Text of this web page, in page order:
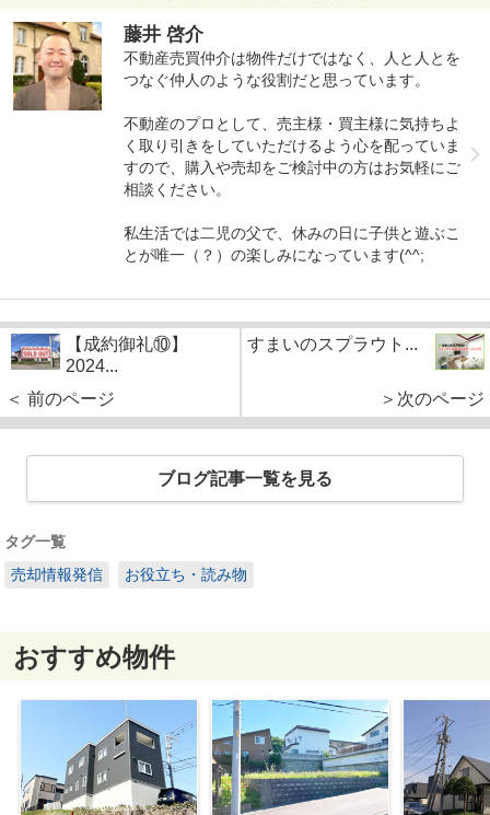
藤井 啓介
不動産売買仲介は物件だけではなく、人と人とを
つなぐ仲人のような役割だと思っています。
不動産のプロとして、売主様・買主様に気持ちよ
く取り引きをしていただけるよう心を配っていま
すので、購入や売却をご検討中の方はお気軽にご
相談ください。
私生活では二児の父で、休みの日に子供と遊ぶこ
とが唯一（？）の楽しみになっています(^^;
【成約御礼⑩】
2024...
＜ 前のページ
すまいのスプラウト...
＞次のページ
ブログ記事一覧を見る
タグ一覧
売却情報発信
お役立ち・読み物
おすすめ物件